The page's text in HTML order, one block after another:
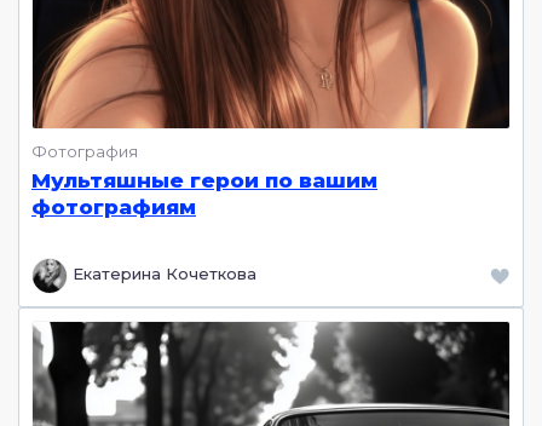
Фотография
Мультяшные герои по вашим
фотографиям
Екатерина Кочеткова